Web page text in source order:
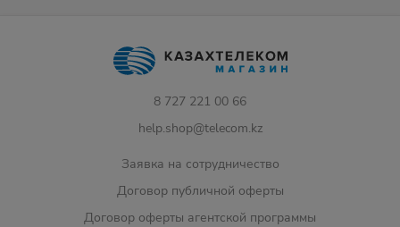
8 727 221 00 66
help.shop@telecom.kz
Заявка на сотрудничество
Договор публичной оферты
Договор оферты агентской программы